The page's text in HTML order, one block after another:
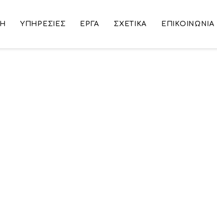
ΥΠΗΡΕΣΙΕΣ ΕΡΓΑ ΣΧΕΤΙΚΑ ΕΠΙΚΟΙΝΩΝΙΑ